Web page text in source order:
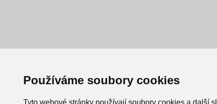
Používáme soubory cookies
Tyto webové stránky používají soubory cookies a další